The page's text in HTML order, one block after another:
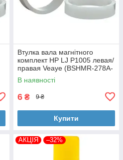
Втулка вала магнітного
комплект HP LJ P1005 левая/
правая Veaye (BSHMR-278A-
VE)
В наявності
6 ₴ 9 ₴
Купити
АКЦІЯ –32%